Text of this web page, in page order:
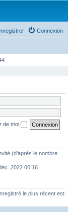
Connexion
de moi
(d’après le nombre
2022 00:16
le plus récent est